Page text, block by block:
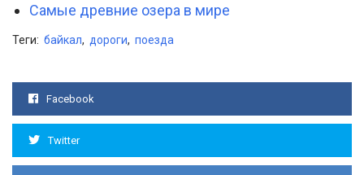
Самые древние озера в мире
Теги: байкал, дороги, поезда
Facebook
Twitter